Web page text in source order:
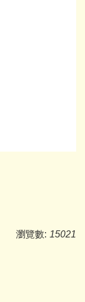
瀏覽數: 15021